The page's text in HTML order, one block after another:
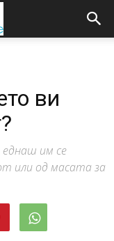
ви
им се
или од масата за